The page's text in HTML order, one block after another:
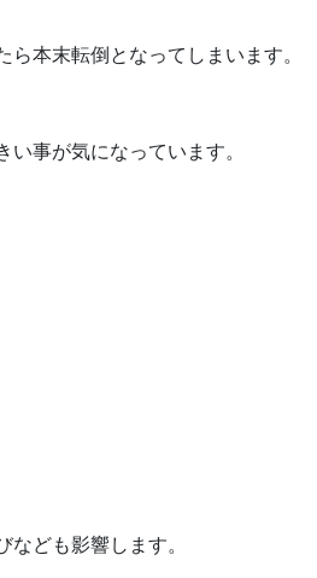
本末転倒となってしまいます。
事が気になっています。
ども影響します。